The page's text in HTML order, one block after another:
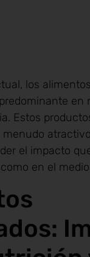
los
en
Estos
el impacto
en el